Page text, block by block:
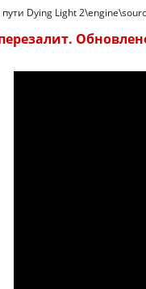
Dying Light